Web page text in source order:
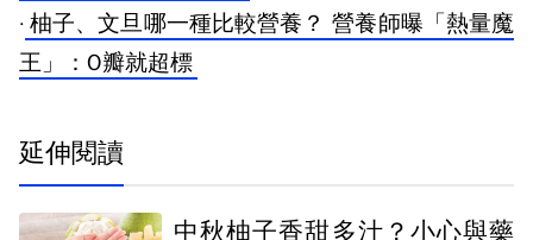
· 柚子、文旦哪一種比較營養？ 營養師曝「熱量魔
王」：O瓣就超標
延伸閱讀
中秋柚子香甜多汁？小心與藥